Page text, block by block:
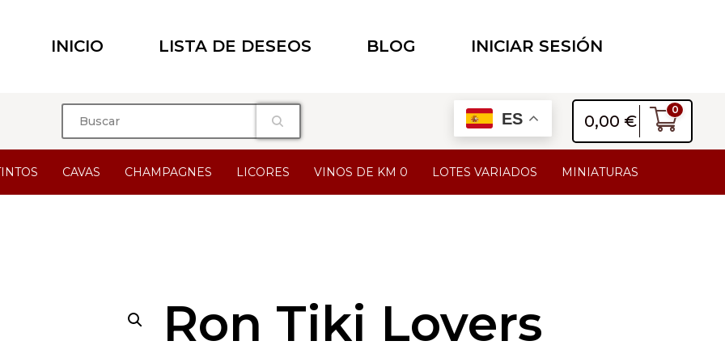
INICIO LISTA DE DESEOS BLOG INICIAR SESIÓN
ES 0,00 €
0
CAVAS CHAMPAGNES LICORES VINOS DE KM 0 LOTES VARIADOS MINIATURAS
Ron Tiki Lovers